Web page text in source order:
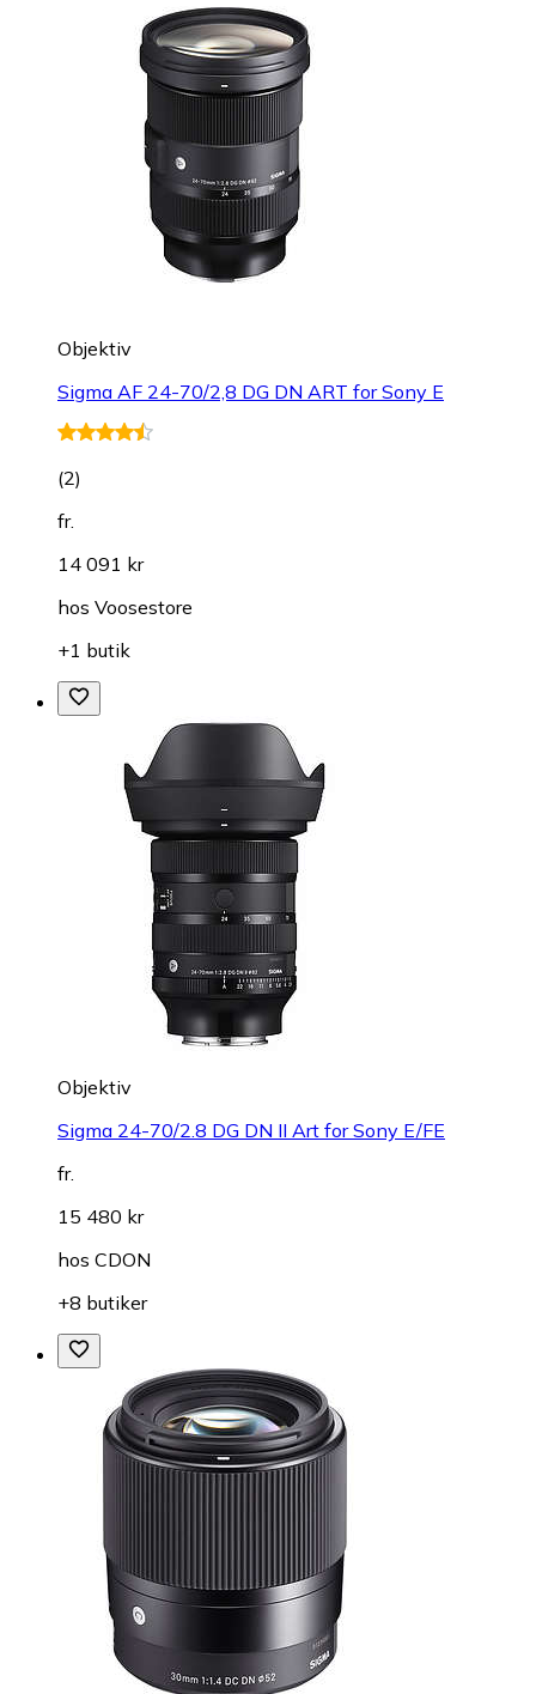
Objektiv
Sigma AF 24-70/2,8 DG DN ART for Sony E
(2)
fr.
14 091 kr
hos Voosestore
+1 butik
Objektiv
Sigma 24-70/2.8 DG DN II Art for Sony E/FE
fr.
15 480 kr
hos CDON
+8 butiker